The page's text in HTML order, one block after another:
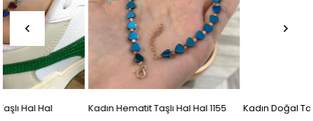
Kadın Hematit Taşlı Hal Hal 1155 Kadın Doğal Taşlı Hal Hal